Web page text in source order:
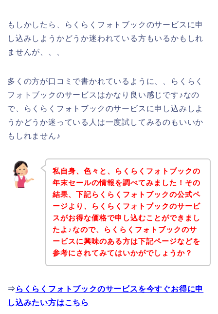
もしかしたら、らくらくフォトブックのサービスに申
し込みしようかどうか迷われている方もいるかもしれ
ませんが、、、
多くの方が口コミで書かれているように、、らくらく
フォトブックのサービスはかなり良い感じです♪なの
で、らくらくフォトブックのサービスに申し込みしよ
うかどうか迷っている人は一度試してみるのもいいか
もしれません♪
私自身、色々と、らくらくフォトブックの
年末セールの情報を調べてみました！その
結果、下記らくらくフォトブックの公式ペ
ージより、らくらくフォトブックのサービ
スがお得な価格で申し込むことができまし
たよ♪なので、らくらくフォトブックのサ
ービスに興味のある方は下記ページなどを
参考にされてみてはいかがでしょうか？
⇒ らくらくフォトブックのサービスを今すぐお得に申
し込みたい方はこちら